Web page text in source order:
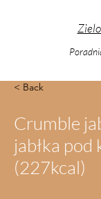
< Back
Crumble
jabłka pod
(227kcal)